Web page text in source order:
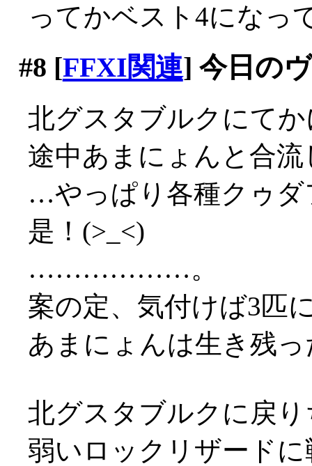
ってかベスト4になっ
#8 [FFXI関連] 今日の
北グスタブルクにて
途中あまにょんと合
…やっぱり各種クゥダ
是！(>_<)
………………。
案の定、気付けば3匹
あまにょんは生き残
北グスタブルクに戻
弱いロックリザード